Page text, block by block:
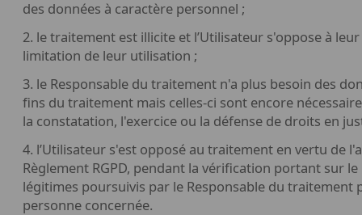
des données à caractère personnel ;
2. le traitement est illicite et l’Utilisateur s'oppose à
limitation de leur utilisation ;
3. le Responsable du traitement n'a plus besoin des
fins du traitement mais celles-ci sont encore
la constatation, l'exercice ou la défense de droits en
4. l’Utilisateur s'est opposé au traitement en vertu de
Règlement RGPD, pendant la vérification portant sur
légitimes poursuivis par le Responsable du traitement
personne concernée.